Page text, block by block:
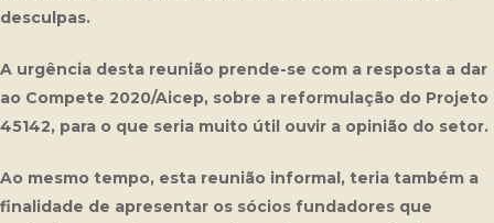
desculpas.
A urgência desta reunião prende-se com a resposta a dar
ao Compete 2020/Aicep, sobre a reformulação do Projeto
45142, para o que seria muito útil ouvir a opinião do setor.
Ao mesmo tempo, esta reunião informal, teria também a
finalidade de apresentar os sócios fundadores que